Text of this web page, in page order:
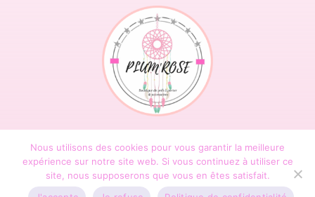
Site designé par Boutique Plumrose-2022 |
Mentions légales |Conditions de
livraison|Politique de confidentialité |CGV
Nous utilisons des cookies pour vous garantir la meilleure
expérience sur notre site web. Si vous continuez à utiliser ce
site, nous supposerons que vous en êtes satisfait.